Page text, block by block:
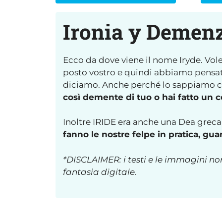
Ironia y
Ecco da dove viene il nome Iryde.
posto vostro e quindi abbiamo
diciamo. Anche perché lo sappiamo
così demente di tuo o hai fatto un
Inoltre IRIDE era anche una Dea
fanno le nostre felpe in pratica,
*DISCLAIMER: i testi e le immagini
fantasia digitale.